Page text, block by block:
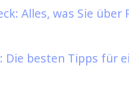
Alles, was Sie
Die besten Tipps für